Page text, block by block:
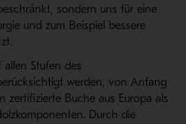
sondern uns für eine
und zum Beispiel bessere
Stufen des
werden, von Anfang
zertifizierte Buche aus Europa als
Durch die